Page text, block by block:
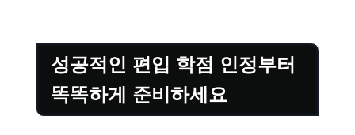
성공적인 편입 학점 인정부터
똑똑하게 준비하세요